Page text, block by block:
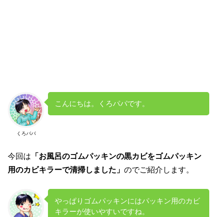
くろパパ
こんにちは。くろパパです。
今回は 「お風呂のゴムパッキンの黒カビをゴムパッキン
用のカビキラーで清掃しました」のでご紹介します。
やっぱりゴムパッキンにはパッキン用のカビ
キラーが使いやすいですね。